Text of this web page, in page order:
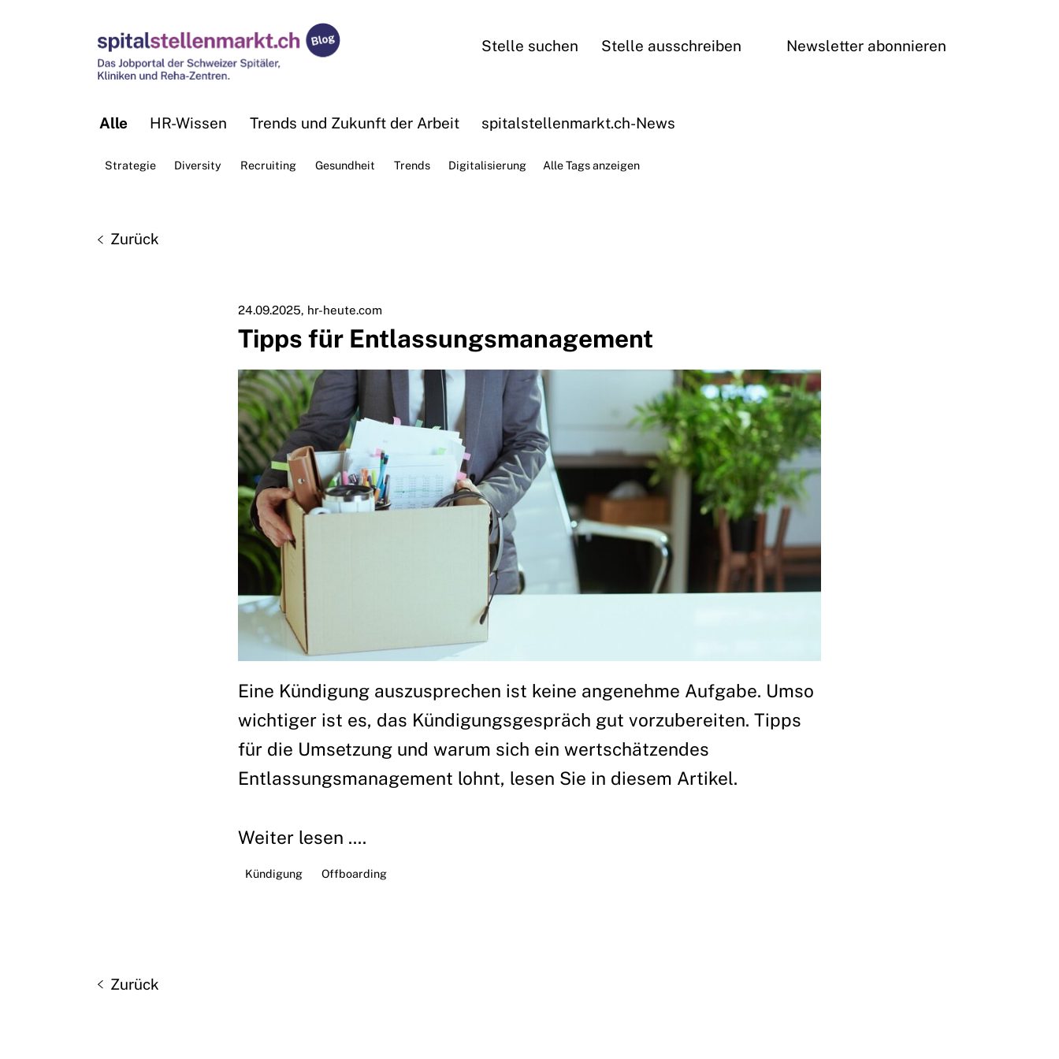
Stelle ausschreiben
Stelle suchen Newsletter abonnieren
Alle HR-Wissen Trends und Zukunft der Arbeit spitalstellenmarkt.ch-News
Strategie Diversity Recruiting Gesundheit Trends Digitalisierung Alle Tags anzeigen
Zurück
24.09.2025 hr-heute.com
Tipps für Entlassungsmanagement
Eine Kündigung auszusprechen ist keine angenehme Aufgabe. Umso
wichtiger ist es, das Kündigungsgespräch gut vorzubereiten. Tipps
für die Umsetzung und warum sich ein wertschätzendes
Entlassungsmanagement lohnt, lesen Sie in diesem Artikel.
Weiter lesen ....
Kündigung Offboarding
Zurück